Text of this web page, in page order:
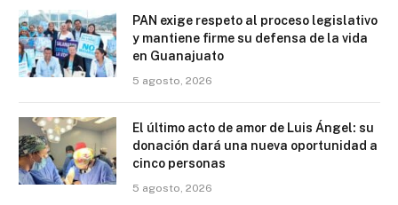
PAN exige respeto al proceso legislativo
y mantiene firme su defensa de la vida
en Guanajuato
5 agosto, 2026
El último acto de amor de Luis Ángel: su
donación dará una nueva oportunidad a
cinco personas
5 agosto, 2026